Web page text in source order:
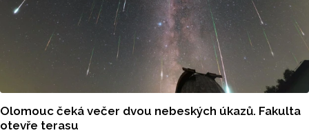
Olomouc čeká večer dvou nebeských úkazů. Fakulta
otevře terasu